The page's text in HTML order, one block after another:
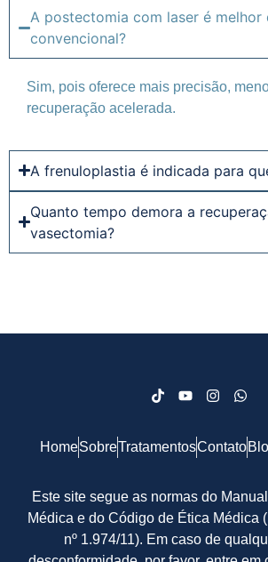
A postectomia com laser é melhor
convencional?
Sim, pois oferece mais precisão,
recuperação acelerada.
A frenuloplastia é indicada para
Quanto tempo demora a
vasectomia?
HomeSobreTratamentosContato
Este site segue as normas do
Médica e do Código de Ética Médica
nº 1.974/11). Em caso de